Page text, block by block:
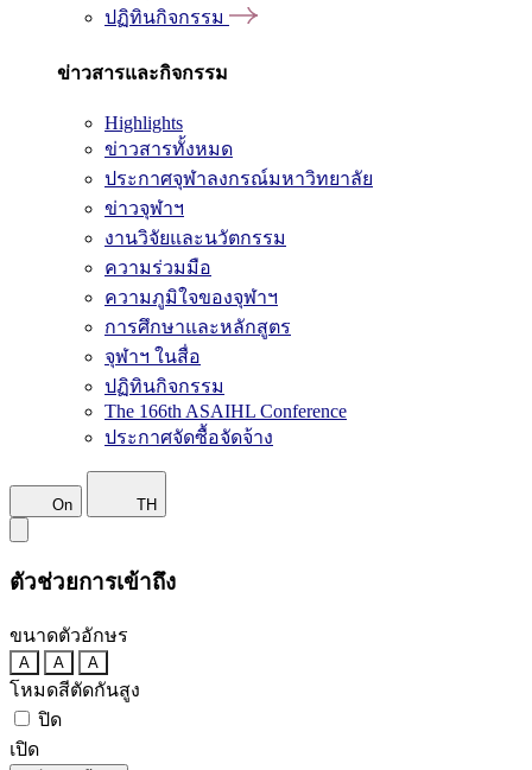
ปฏิทินกิจกรรม
ข่าวสารและกิจกรรม
Highlights
ข่าวสารทั้งหมด
ประกาศจุฬาลงกรณ์มหาวิทยาลัย
ข่าวจุฬาฯ
งานวิจัยและนวัตกรรม
ความร่วมมือ
ความภูมิใจของจุฬาฯ
การศึกษาและหลักสูตร
จุฬาฯ ในสื่อ
ปฏิทินกิจกรรม
The 166th ASAIHL Conference
ประกาศจัดซื้อจัดจ้าง
On TH
ตัวช่วยการเข้าถึง
ขนาดตัวอักษร
A A A
โหมดสีตัดกันสูง
ปิด
เปิด